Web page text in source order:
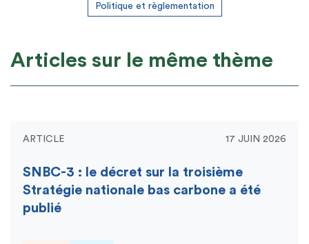
Politique et règlementation
Articles sur le même thème
ARTICLE 17 JUIN 2026
SNBC-3 : le décret sur la troisième
Stratégie nationale bas carbone a été
publié